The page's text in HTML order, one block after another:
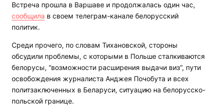
Встреча прошла в Варшаве и продолжалась один час,
сообщила в своем телеграм-канале белорусский
политик.
Среди прочего, по словам Тихановской, стороны
обсудили проблемы, с которыми в Польше сталкиваются
белорусы, “возможности расширения выдачи виз“, пути
освобождения журналиста Анджея Почобута и всех
политзаключенных в Беларуси, ситуацию на белорусско-
польской границе.